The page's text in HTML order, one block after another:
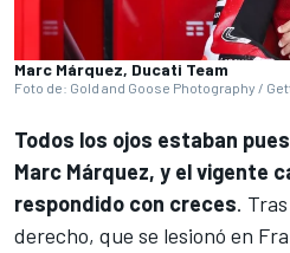
Marc Márquez, Ducati Team
Foto de: Gold and Goose Photography /
Todos los ojos estaban
Marc Márquez, y el vigente
respondido con creces.
derecho, que se lesionó en